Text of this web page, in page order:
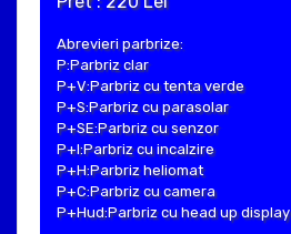
Abrevieri parbrize:
P:Parbriz clar
P+V:Parbriz cu tenta verde
P+S:Parbriz cu parasolar
P+SE:Parbriz cu senzor
P+I:Parbriz cu incalzire
P+H:Parbriz heliomat
P+C:Parbriz cu camera
P+Hud:Parbriz cu head up display